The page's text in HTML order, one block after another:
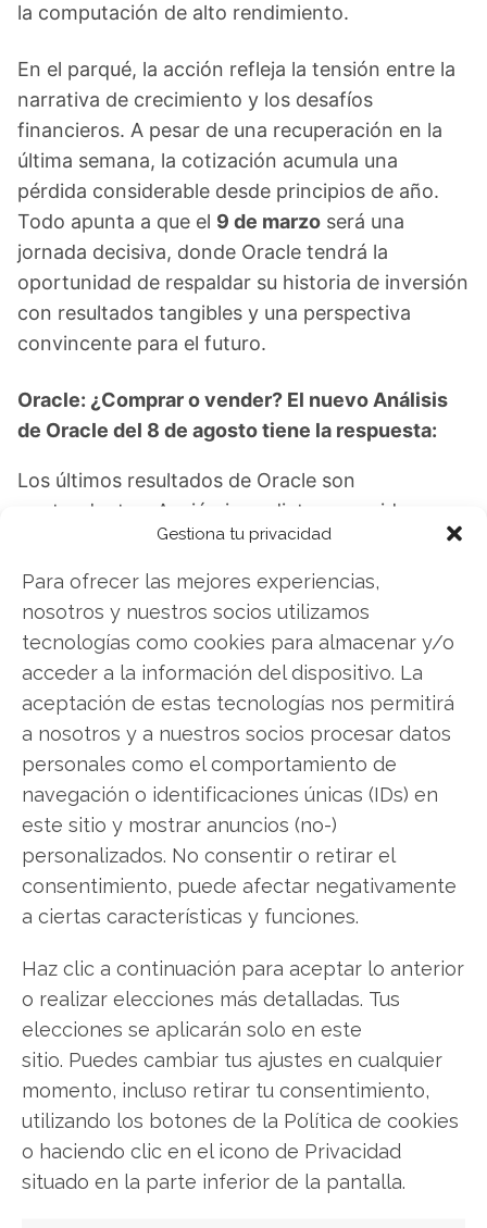
Gestiona tu privacidad
Para ofrecer las mejores experiencias,
nosotros y nuestros socios utilizamos
tecnologías como cookies para almacenar y/o
acceder a la información del dispositivo. La
aceptación de estas tecnologías nos permitirá
a nosotros y a nuestros socios procesar datos
personales como el comportamiento de
navegación o identificaciones únicas (IDs) en
este sitio y mostrar anuncios (no-)
personalizados. No consentir o retirar el
consentimiento, puede afectar negativamente
a ciertas características y funciones.
Haz clic a continuación para aceptar lo anterior
o realizar elecciones más detalladas. Tus
elecciones se aplicarán solo en este
sitio. Puedes cambiar tus ajustes en cualquier
momento, incluso retirar tu consentimiento,
utilizando los botones de la Política de cookies
o haciendo clic en el icono de Privacidad
situado en la parte inferior de la pantalla.
la computación de alto rendimiento.
En el parqué, la acción refleja la tensión entre la
narrativa de crecimiento y los desafíos
financieros. A pesar de una recuperación en la
última semana, la cotización acumula una
pérdida considerable desde principios de año.
Todo apunta a que el 9 de marzo será una
jornada decisiva, donde Oracle tendrá la
oportunidad de respaldar su historia de inversión
con resultados tangibles y una perspectiva
convincente para el futuro.
Oracle: ¿Comprar o vender? El nuevo Análisis
de Oracle del 8 de agosto tiene la respuesta:
Los últimos resultados de Oracle son
contundentes: Acción inmediata requerida para
los inversores de Oracle. ¿Merece la pena
invertir o es momento de vender? En el Análisis
gratuito actual del 8 de agosto descubrirá
exactamente qué hacer.
Oracle: ¿Comprar o vender?¡Lee más aquí!
Compartir este artículo
Twitter
Facebook
LinkedIn
Copiar enlace